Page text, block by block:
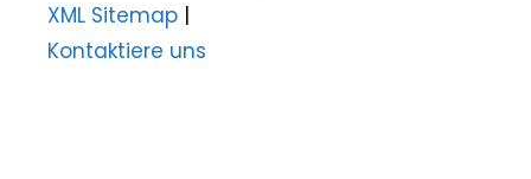
XML Sitemap |
Kontaktiere uns